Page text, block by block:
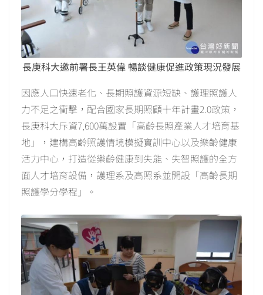
長庚科大邀前署長王英偉 暢談健康促進政策現況發展
因應人口快速老化、長期照護資源短缺、護理照護人
力不足之衝擊，配合國家長期照顧十年計畫2.0政策，
長庚科大斥資7,600萬設置「高齡長照產業人才培育基
地」，建構高齡照護情境模擬實訓中心以及樂齡健康
活力中心，打造從樂齡健康到失能、失智照護的全方
面人才培育設備，護理系及高照系並開設「高齡長期
照護學分學程」。